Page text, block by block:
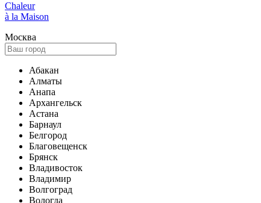
Сhaleur
à la Maison
Москва
Абакан
Алматы
Анапа
Архангельск
Астана
Барнаул
Белгород
Благовещенск
Брянск
Владивосток
Владимир
Волгоград
Вологда